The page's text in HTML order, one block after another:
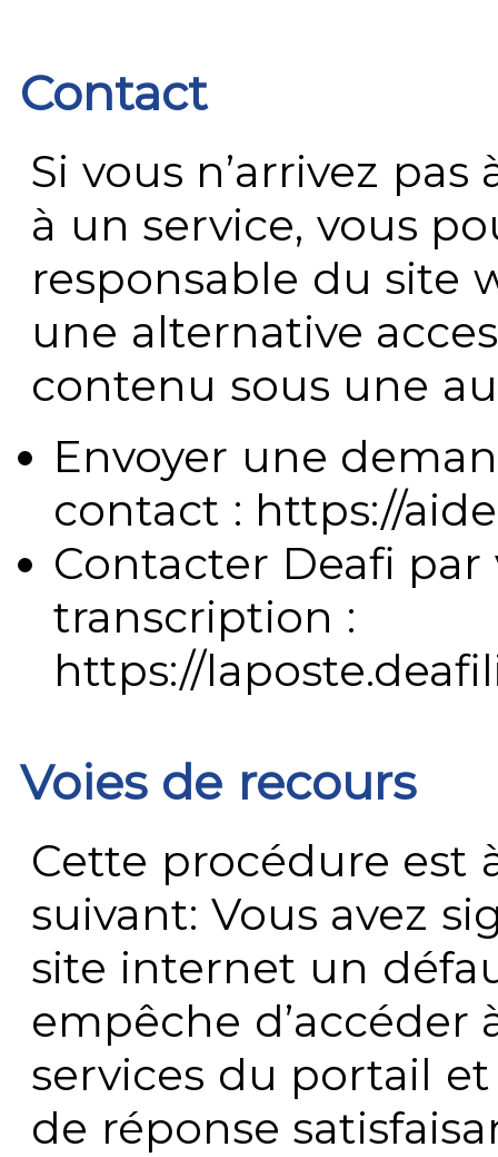
Contact
Si vous n’arrivez
à un service, vous
responsable du site
une alternative
contenu sous une
Envoyer une
contact : https://
Contacter Deafi
transcription :
https://
Voies de recours
Cette procédure est
suivant: Vous avez
site internet un
empêche
services du portail
de réponse